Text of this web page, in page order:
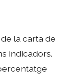
la carta de
indicadors.